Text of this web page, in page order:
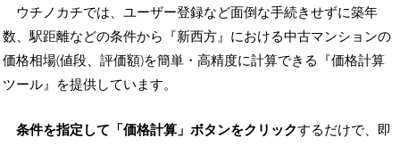
ウチノカチでは、ユーザー登録など面倒な手続きせずに築年
数、駅距離などの条件から『新西方』における中古マンションの
価格相場(値段、評価額)を簡単・高精度に計算できる『価格計算
ツール』を提供しています。
条件を指定して「価格計算」ボタンをクリックするだけで、即